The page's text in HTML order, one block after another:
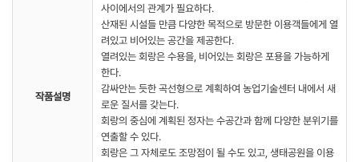
작품설명
사이에서의 관계가 필요하다.
산재된 시설들 만큼 다양한 목적으로 방문한 이용객들에게 열
려있고 비어있는 공간을 제공한다.
열려있는 회랑은 수용을, 비어있는 회랑은 포용을 가능하게
한다.
감싸안는 듯한 곡선형으로 계획하여 농업기술센터 내에서 새
로운 질서를 갖는다.
회랑의 중심에 계획된 정자는 수공간과 함께 다양한 분위기를
연출할 수 있다.
회랑은 그 자체로도 조망점이 될 수도 있고, 생태공원을 이용